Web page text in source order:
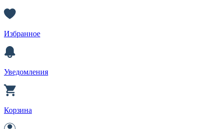
Избранное
Уведомления
Корзина